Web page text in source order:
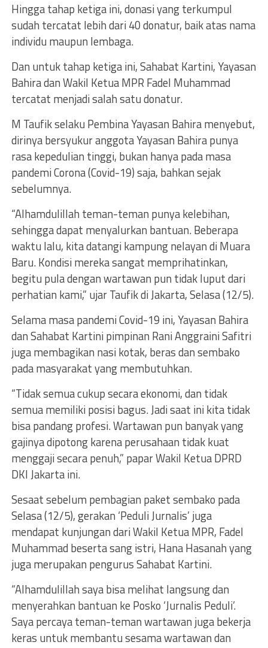
Hingga tahap ketiga ini, donasi yang terkumpul
sudah tercatat lebih dari 40 donatur, baik atas nama
individu maupun lembaga.
Dan untuk tahap ketiga ini, Sahabat Kartini, Yayasan
Bahira dan Wakil Ketua MPR Fadel Muhammad
tercatat menjadi salah satu donatur.
M Taufik selaku Pembina Yayasan Bahira menyebut,
dirinya bersyukur anggota Yayasan Bahira punya
rasa kepedulian tinggi, bukan hanya pada masa
pandemi Corona (Covid-19) saja, bahkan sejak
sebelumnya.
“Alhamdulillah teman-teman punya kelebihan,
sehingga dapat menyalurkan bantuan. Beberapa
waktu lalu, kita datangi kampung nelayan di Muara
Baru. Kondisi mereka sangat memprihatinkan,
begitu pula dengan wartawan pun tidak luput dari
perhatian kami,” ujar Taufik di Jakarta, Selasa (12/5).
Selama masa pandemi Covid-19 ini, Yayasan Bahira
dan Sahabat Kartini pimpinan Rani Anggraini Safitri
juga membagikan nasi kotak, beras dan sembako
pada masyarakat yang membutuhkan.
“Tidak semua cukup secara ekonomi, dan tidak
semua memiliki posisi bagus. Jadi saat ini kita tidak
bisa pandang profesi. Wartawan pun banyak yang
gajinya dipotong karena perusahaan tidak kuat
menggaji secara penuh,” papar Wakil Ketua DPRD
DKI Jakarta ini.
Sesaat sebelum pembagian paket sembako pada
Selasa (12/5), gerakan ‘Peduli Jurnalis’ juga
mendapat kunjungan dari Wakil Ketua MPR, Fadel
Muhammad beserta sang istri, Hana Hasanah yang
juga merupakan pengurus Sahabat Kartini.
“Alhamdulillah saya bisa melihat langsung dan
menyerahkan bantuan ke Posko ‘Jurnalis Peduli’.
Saya percaya teman-teman wartawan juga bekerja
keras untuk membantu sesama wartawan dan